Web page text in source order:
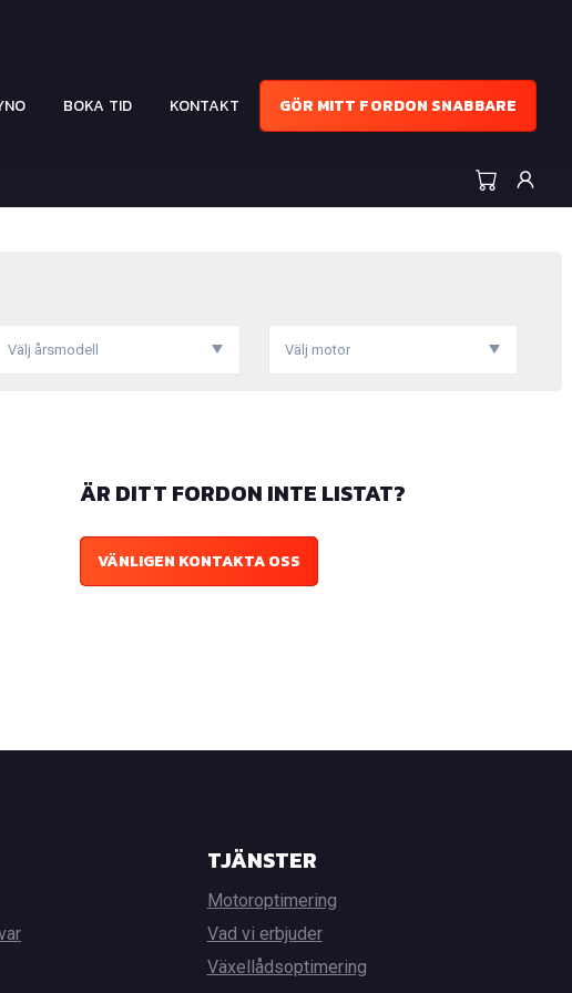
BOKA TID KONTAKT GÖR MITT FORDON SNABBARE
Välj årsmodell Välj motor
ÄR DITT FORDON INTE LISTAT?
VÄNLIGEN KONTAKTA OSS
TJÄNSTER
Motoroptimering
Vad vi erbjuder
Växellådsoptimering